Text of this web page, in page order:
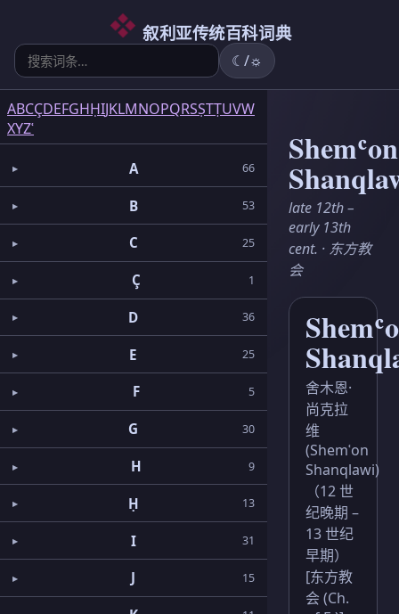
叙利亚传统百科词典
☾/☼
ABCÇDEFGHḤIJKLMNOPQRSṢTṬUVW
XYZʿ
A 66
B 53
C 25
Ç 1
D 36
E 25
F 5
G 30
H 9
Ḥ 13
I 31
J 15
Shemʿon
late 12th –
early 13th
cent. · 东方教
会
舍木恩·
尚克拉
维
(Shemʿon
Shanqlawi)
（12 世
纪晚期 –
13 世纪
早期）
[东方教
会 (Ch.